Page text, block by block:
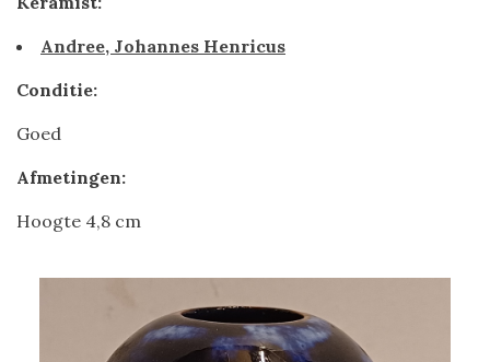
Andree, Johannes Henricus
Conditie:
Goed
Afmetingen:
Hoogte 4,8 cm